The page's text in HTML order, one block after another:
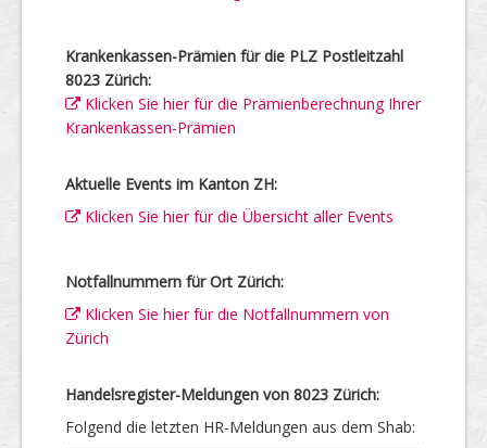
Krankenkassen-Prämien für die PLZ Postleitzahl
8023 Zürich:
Klicken Sie hier für die Prämienberechnung Ihrer
Krankenkassen-Prämien
Aktuelle Events im Kanton ZH:
Klicken Sie hier für die Übersicht aller Events
Notfallnummern für Ort Zürich:
Klicken Sie hier für die Notfallnummern von
Zürich
Handelsregister-Meldungen von 8023 Zürich:
Folgend die letzten HR-Meldungen aus dem Shab: